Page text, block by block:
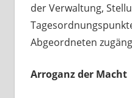
der Verwaltung,
Abgeordneten
Arroganz der Macht